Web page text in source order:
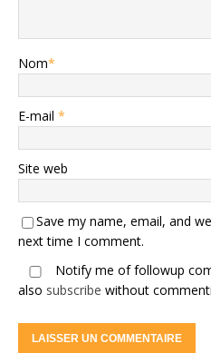
Nom*
E-mail *
Site web
Save my name, email, and
next time I comment.
Notify me of followup
also subscribe without